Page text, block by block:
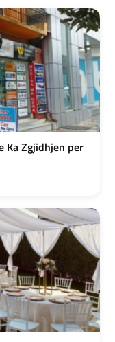
Ka Zgjidhjen per